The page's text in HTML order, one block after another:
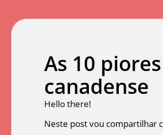
As 10
canadense
Hello there!
Neste post vou compartilhar